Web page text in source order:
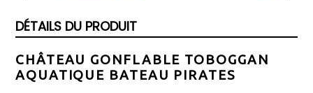
DÉTAILS DU PRODUIT
CHÂTEAU GONFLABLE TOBOGGAN
AQUATIQUE BATEAU PIRATES